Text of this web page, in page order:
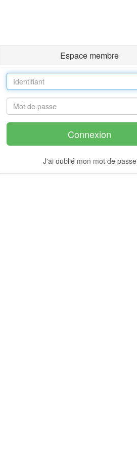
Espace membre
Connexion
J'ai oublié mon mot de passe